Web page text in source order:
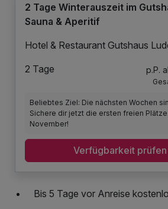
2 Tage Winterauszeit im
Sauna & Aperitif
Hotel & Restaurant Gutshaus
2 Tage
p.P.
Beliebtes Ziel: Die nächsten Wochen
Sichere dir jetzt die ersten freien
November!
Verfügbarkeit prüfen
Bis 5 Tage vor Anreise